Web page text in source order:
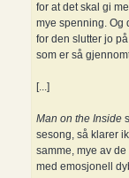
for at det skal gi
mye spenning. Og
for den slutter jo
som er så
[...]
Man on the Inside
sesong, så klarer
samme, mye av
med emosjonell